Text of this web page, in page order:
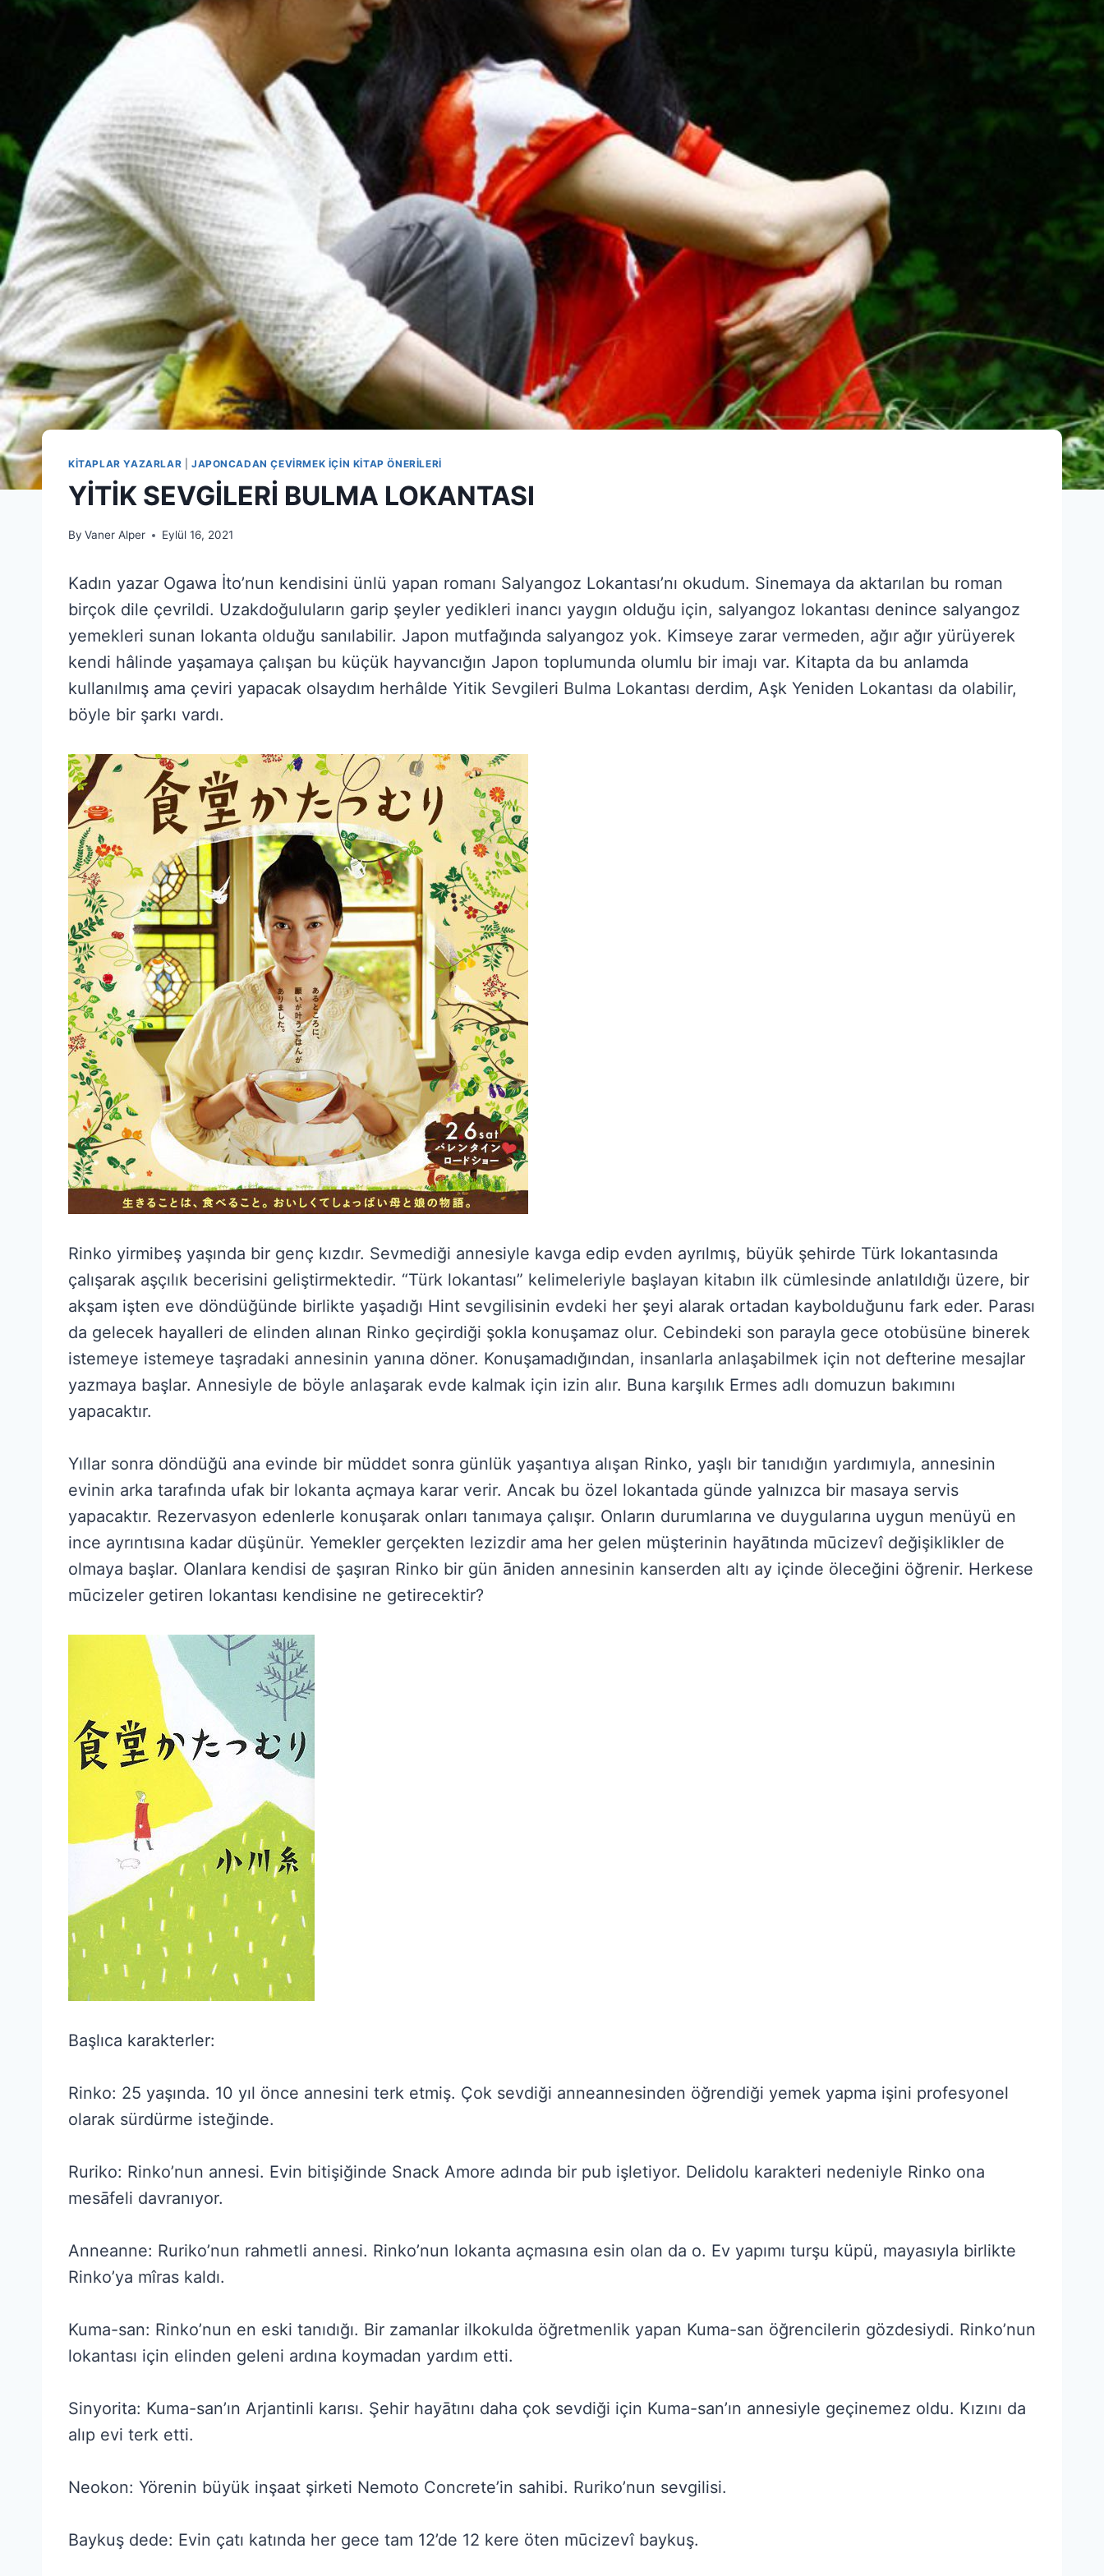
KITAPLAR YAZARLAR JAPONCADAN ÇEVIRMEK İÇIN KITAP ÖNERILERI
YITIK SEVGILERI BULMA LOKANTASI
By Vaner Alper Eylül 16, 2021
Kadın yazar Ogawa İto’nun kendisini ünlü yapan romanı Salyangoz Lokantası’nı okudum. Sinemaya da aktarılan bu roman
birçok dile çevrildi. Uzakdoğuluların garip şeyler yedikleri inancı yaygın olduğu için, salyangoz lokantası denince salyangoz
yemekleri sunan lokanta olduğu sanılabilir. Japon mutfağında salyangoz yok. Kimseye zarar vermeden, ağır ağır yürüyerek
kendi hâlinde yaşamaya çalışan bu küçük hayvancığın Japon toplumunda olumlu bir imajı var. Kitapta da bu anlamda
kullanılmış ama çeviri yapacak olsaydım herhâlde Yitik Sevgileri Bulma Lokantası derdim, Aşk Yeniden Lokantası da olabilir,
böyle bir şarkı vardı.
Rinko yirmibeş yaşında bir genç kızdır. Sevmediği annesiyle kavga edip evden ayrılmış, büyük şehirde Türk lokantasında
çalışarak aşçılık becerisini geliştirmektedir. “Türk lokantası” kelimeleriyle başlayan kitabın ilk cümlesinde anlatıldığı üzere, bir
akşam işten eve döndüğünde birlikte yaşadığı Hint sevgilisinin evdeki her şeyi alarak ortadan kaybolduğunu fark eder. Parası
da gelecek hayalleri de elinden alınan Rinko geçirdiği şokla konuşamaz olur. Cebindeki son parayla gece otobüsüne binerek
istemeye istemeye taşradaki annesinin yanına döner. Konuşamadığından, insanlarla anlaşabilmek için not defterine mesajlar
yazmaya başlar. Annesiyle de böyle anlaşarak evde kalmak için izin alır. Buna karşılık Ermes adlı domuzun bakımını
yapacaktır.
Yıllar sonra döndüğü ana evinde bir müddet sonra günlük yaşantıya alışan Rinko, yaşlı bir tanıdığın yardımıyla, annesinin
evinin arka tarafında ufak bir lokanta açmaya karar verir. Ancak bu özel lokantada günde yalnızca bir masaya servis
yapacaktır. Rezervasyon edenlerle konuşarak onları tanımaya çalışır. Onların durumlarına ve duygularına uygun menüyü en
ince ayrıntısına kadar düşünür. Yemekler gerçekten lezizdir ama her gelen müşterinin hayātında mūcizevî değişiklikler de
olmaya başlar. Olanlara kendisi de şaşıran Rinko bir gün āniden annesinin kanserden altı ay içinde öleceğini öğrenir. Herkese
mūcizeler getiren lokantası kendisine ne getirecektir?
Başlıca karakterler:
Rinko: 25 yaşında. 10 yıl önce annesini terk etmiş. Çok sevdiği anneannesinden öğrendiği yemek yapma işini profesyonel
olarak sürdürme isteğinde.
Ruriko: Rinko’nun annesi. Evin bitişiğinde Snack Amore adında bir pub işletiyor. Delidolu karakteri nedeniyle Rinko ona
mesāfeli davranıyor.
Anneanne: Ruriko’nun rahmetli annesi. Rinko’nun lokanta açmasına esin olan da o. Ev yapımı turşu küpü, mayasıyla birlikte
Rinko’ya mîras kaldı.
Kuma-san: Rinko’nun en eski tanıdığı. Bir zamanlar ilkokulda öğretmenlik yapan Kuma-san öğrencilerin gözdesiydi. Rinko’nun
lokantası için elinden geleni ardına koymadan yardım etti.
Sinyorita: Kuma-san’ın Arjantinli karısı. Şehir hayātını daha çok sevdiği için Kuma-san’ın annesiyle geçinemez oldu. Kızını da
alıp evi terk etti.
Neokon: Yörenin büyük inşaat şirketi Nemoto Concrete’in sahibi. Ruriko’nun sevgilisi.
Baykuş dede: Evin çatı katında her gece tam 12’de 12 kere öten mūcizevî baykuş.